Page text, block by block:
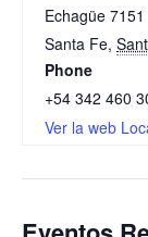
Echagüe 7151
Santa Fe,
Phone
+54 342 460
Ver la web